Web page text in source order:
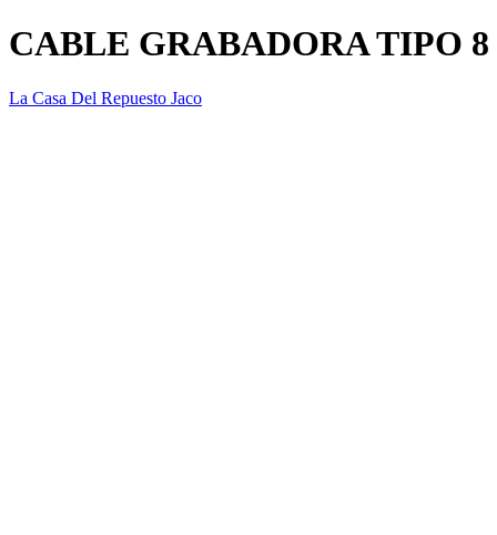
CABLE GRABADORA TIPO
La Casa Del Repuesto Jaco